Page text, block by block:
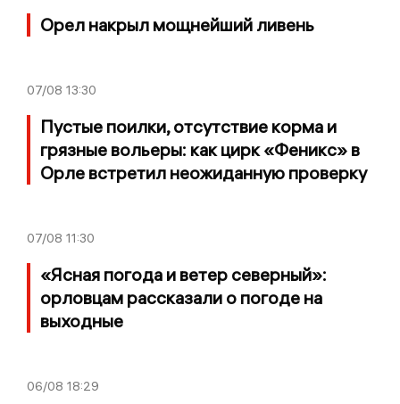
Орел накрыл мощнейший ливень
07/08 13:30
Пустые поилки, отсутствие корма и
грязные вольеры: как цирк «Феникс» в
Орле встретил неожиданную проверку
07/08 11:30
«Ясная погода и ветер северный»:
орловцам рассказали о погоде на
выходные
06/08 18:29